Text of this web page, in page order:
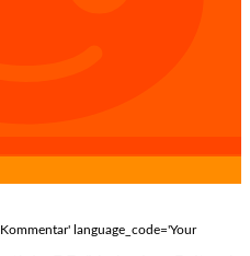
language_code='Your